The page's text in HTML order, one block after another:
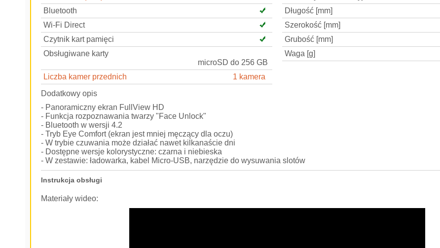
Bluetooth
Wi-Fi Direct
Czytnik kart pamięci
Obsługiwane karty
microSD do 256 GB
Liczba kamer przednich
1 kamera
Długość [mm]
Szerokość [mm]
Grubość [mm]
Waga [g]
Dodatkowy opis
- Panoramiczny ekran FullView HD
- Funkcja rozpoznawania twarzy "Face Unlock"
- Bluetooth w wersji 4.2
- Tryb Eye Comfort (ekran jest mniej męczący dla oczu)
- W trybie czuwania może działać nawet kilkanaście dni
- Dostępne wersje kolorystyczne: czarna i niebieska
- W zestawie: ładowarka, kabel Micro-USB, narzędzie do wysuwania slotów
Instrukcja obsługi
Materiały wideo: